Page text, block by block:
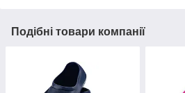
Подібні товари компанії